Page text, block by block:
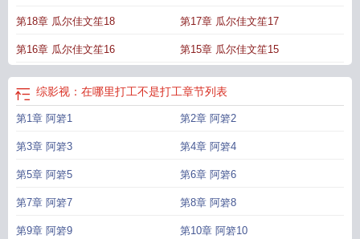
第18章 瓜尔佳文笙18 第17章 瓜尔佳文笙17
第16章 瓜尔佳文笙16 第15章 瓜尔佳文笙15
综影视：在哪里打工不是打工章节列表
第1章 阿箬1 第2章 阿箬2
第3章 阿箬3 第4章 阿箬4
第5章 阿箬5 第6章 阿箬6
第7章 阿箬7 第8章 阿箬8
第9章 阿箬9 第10章 阿箬10